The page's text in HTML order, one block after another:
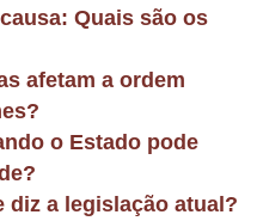
Quais são os
afetam a ordem
o Estado pode
diz a legislação atual?